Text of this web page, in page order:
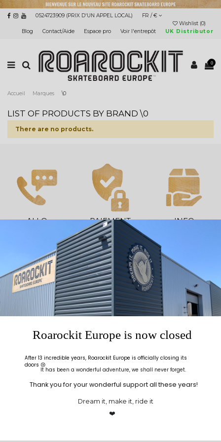
0524723909 (PRIX D'UN APPEL LOCAL)
FR / €
Wishlist (0)
Blog
Contact/Aide Espace pro Voir l'entrepôt UK Distributor
0
Accueil Marques \0
LIST OF PRODUCTS BY BRAND \0
There are no products.
ALLO
Appelles-nous au
+33(0)5 24 72 39 09
Du lundi au vendredi
9h-12h 14h-17h
PAIEMENT
SÉCURISÉ
Cryptage SSL pour
tout achat
INFO
Chez vous en un rien
de temps
Roarockit Europe is now closed
After 13 incredible years, Roarockit Europe is officially closing its
doors 😢
Thank you for your wonderful support all these years!
❤️
It has been a wonderful adventure, we shall never forget.
Dream it, make it, ride it